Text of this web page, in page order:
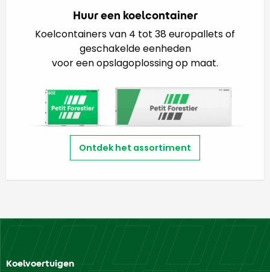
Huur een koelcontainer
Koelcontainers van 4 tot 38 europallets of
geschakelde eenheden
voor een opslagoplossing op maat.
Ontdek het assortiment
Koelvoertuigen